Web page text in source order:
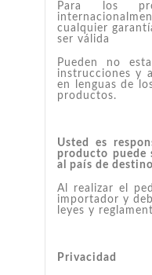
Para los
cualquier
ser válida
Pueden no
instrucciones y
en lenguas de
productos.
Usted es
producto puede
al país de
Al realizar el
importador y
leyes y
Privacidad